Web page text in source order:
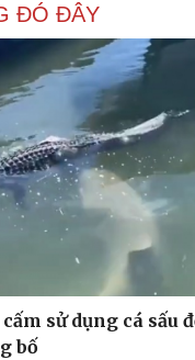
ĐÓ ĐÂY
sử dụng cá sấu
bố